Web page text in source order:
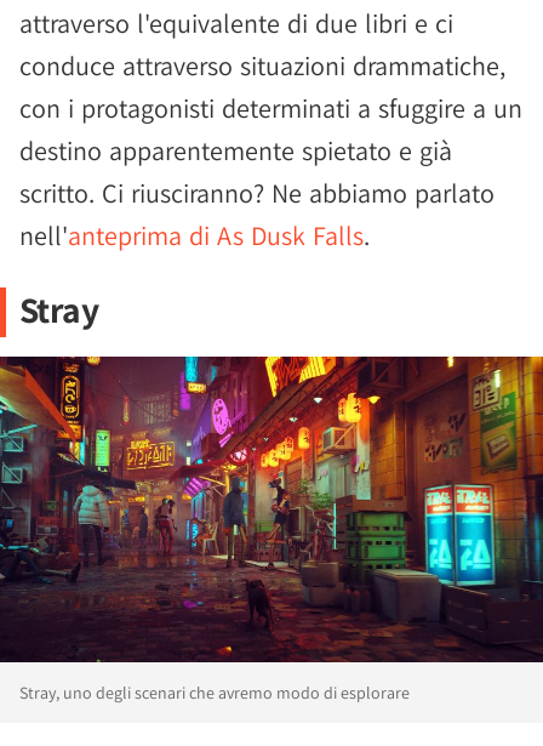
attraverso l'equivalente di due libri e ci
conduce attraverso situazioni drammatiche,
con i protagonisti determinati a sfuggire a un
destino apparentemente spietato e già
scritto. Ci riusciranno? Ne abbiamo parlato
nell'anteprima di As Dusk Falls.
Stray
Stray, uno degli scenari che avremo modo di esplorare